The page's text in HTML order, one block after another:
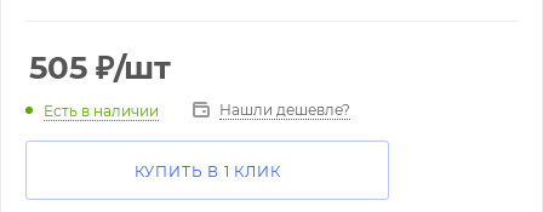
505 ₽/шт
Есть в наличии Нашли дешевле?
КУПИТЬ В 1 КЛИК